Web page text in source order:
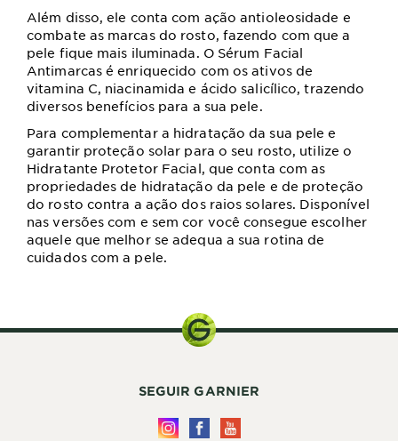
Além disso, ele conta com ação antioleosidade e
combate as marcas do rosto, fazendo com que a
pele fique mais iluminada. O Sérum Facial
Antimarcas é enriquecido com os ativos de
vitamina C, niacinamida e ácido salicílico, trazendo
diversos benefícios para a sua pele.
Para complementar a hidratação da sua pele e
garantir proteção solar para o seu rosto, utilize o
Hidratante Protetor Facial, que conta com as
propriedades de hidratação da pele e de proteção
do rosto contra a ação dos raios solares. Disponível
nas versões com e sem cor você consegue escolher
aquele que melhor se adequa a sua rotina de
cuidados com a pele.
SEGUIR GARNIER